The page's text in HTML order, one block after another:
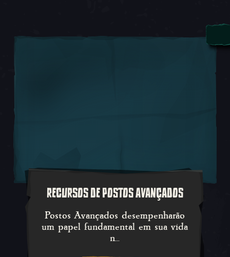
RECURSOS DE POSTOS AVANÇADOS
Postos Avançados desempenharão
um papel fundamental em sua vida
n...
Postos Avançados